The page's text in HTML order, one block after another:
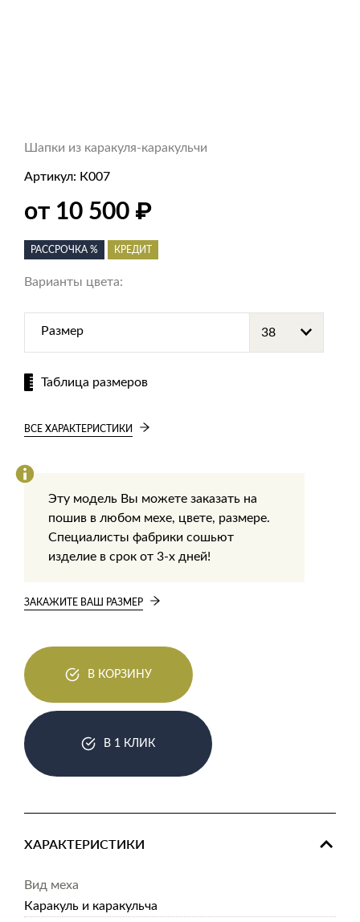
Шапки из каракуля-каракульчи
Артикул: К007
от 10 500 ₽
РАССРОЧКА % КРЕДИТ
Варианты цвета:
Размер
Таблица размеров
ВСЕ ХАРАКТЕРИСТИКИ
Эту модель Вы можете заказать на
пошив в любом мехе, цвете, размере.
Специалисты фабрики сошьют
изделие в срок от 3-х дней!
ЗАКАЖИТЕ ВАШ РАЗМЕР
В КОРЗИНУ
В 1 КЛИК
ХАРАКТЕРИСТИКИ
Вид меха
Каракуль и каракульча